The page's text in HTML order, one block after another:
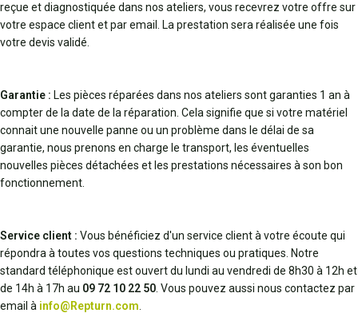
reçue et diagnostiquée dans nos ateliers, vous recevrez votre offre sur
votre espace client et par email. La prestation sera réalisée une fois
votre devis validé.
Garantie : Les pièces réparées dans nos ateliers sont garanties 1 an à
compter de la date de la réparation. Cela signifie que si votre matériel
connait une nouvelle panne ou un problème dans le délai de sa
garantie, nous prenons en charge le transport, les éventuelles
nouvelles pièces détachées et les prestations nécessaires à son bon
fonctionnement.
Service client : Vous bénéficiez d'un service client à votre écoute qui
répondra à toutes vos questions techniques ou pratiques. Notre
standard téléphonique est ouvert du lundi au vendredi de 8h30 à 12h et
de 14h à 17h au 09 72 10 22 50 . Vous pouvez aussi nous contactez par
email à info@Repturn.com